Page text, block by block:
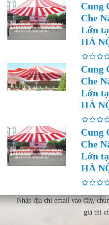
Cung
Che
Lớn
HÀ
Cung
Che
Lớn
HÀ
Cung
Che
Lớn
HÀ
Nhập địa chi email vào đây,
giá thi